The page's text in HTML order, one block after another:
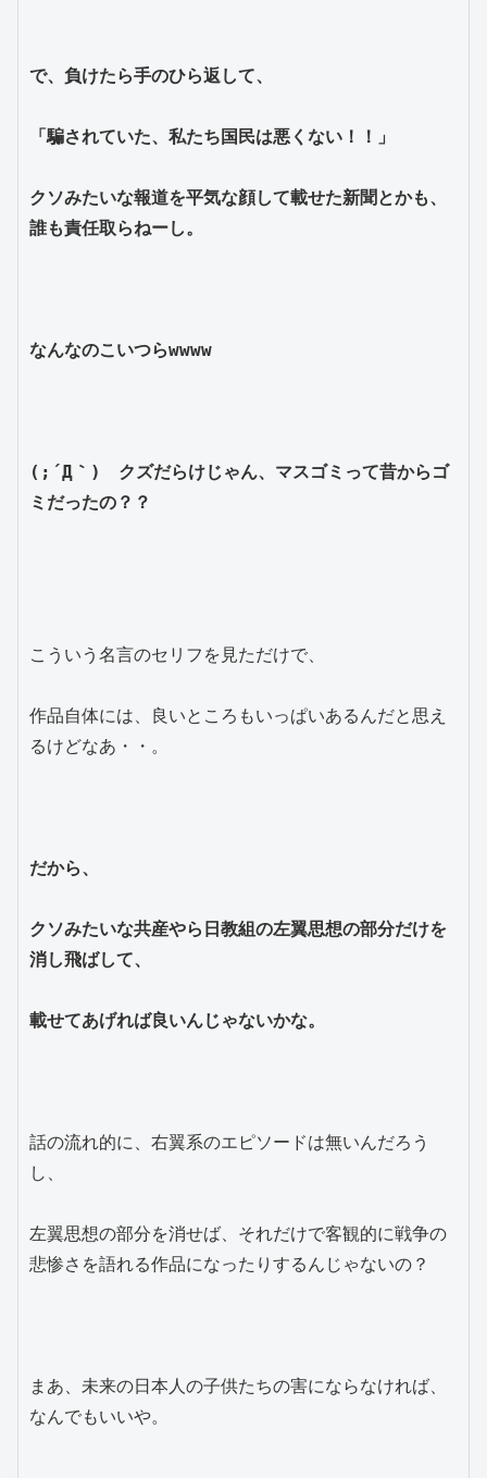
で、負けたら手のひら返して、
「騙されていた、私たち国民は悪くない！！」
クソみたいな報道を平気な顔して載せた新聞とかも、
誰も責任取らねーし。
なんなのこいつらwwww
(;´Д｀)　クズだらけじゃん、マスゴミって昔からゴ
ミだったの？？
こういう名言のセリフを見ただけで、
作品自体には、良いところもいっぱいあるんだと思え
るけどなあ・・。
だから、
クソみたいな共産やら日教組の左翼思想の部分だけを
消し飛ばして、
載せてあげれば良いんじゃないかな。
話の流れ的に、右翼系のエピソードは無いんだろう
し、
左翼思想の部分を消せば、それだけで客観的に戦争の
悲惨さを語れる作品になったりするんじゃないの？
まあ、未来の日本人の子供たちの害にならなければ、
なんでもいいや。